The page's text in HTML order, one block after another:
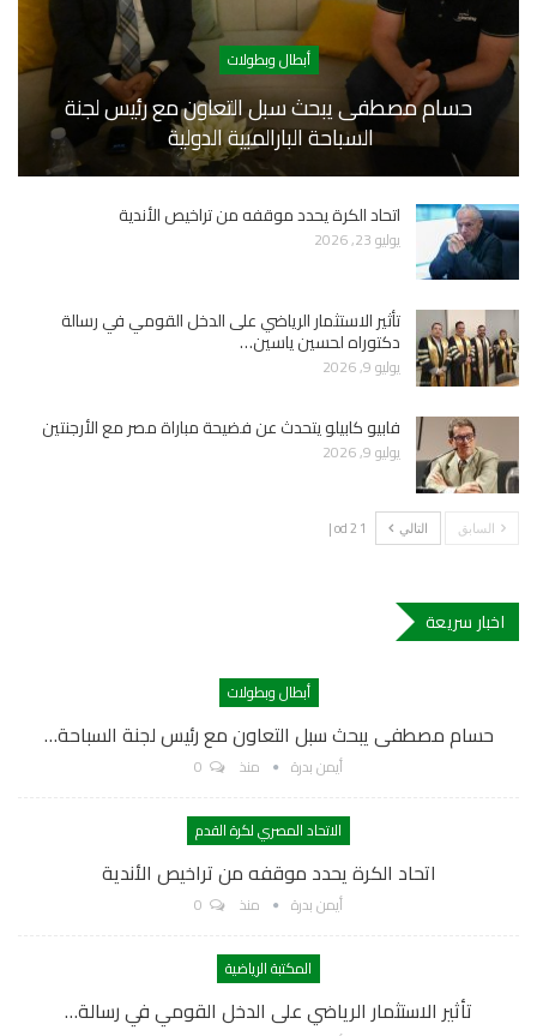
أبطال وبطولات
حسام مصطفى يبحث سبل التعاون مع رئيس لجنة
السباحة البارالمبية الدولية
اتحاد الكرة يحدد موقفه من تراخيص الأندية
يوليو 23, 2026
تأثير الاستثمار الرياضي على الدخل القومي في رسالة
دكتوراه لحسين ياسين…
يوليو 9, 2026
فابيو كابيلو يتحدث عن فضيحة مباراة مصر مع الأرجنتين
يوليو 9, 2026
السابق التالي 1 od 2 |
اخبار سريعة
أبطال وبطولات
حسام مصطفى يبحث سبل التعاون مع رئيس لجنة السباحة…
أيمن بدرة منذ
الاتحاد المصري لكرة القدم
اتحاد الكرة يحدد موقفه من تراخيص الأندية
أيمن بدرة منذ
المكتبة الرياضية
تأثير الاستثمار الرياضي على الدخل القومي في رسالة…